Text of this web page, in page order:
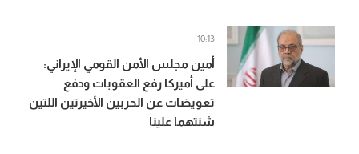
أمين مجلس الأمن القومي الإيراني:
على أميركا رفع العقوبات ودفع
تعويضات عن الحربين الأخيرتين اللتين
شنتهما علينا
10:13